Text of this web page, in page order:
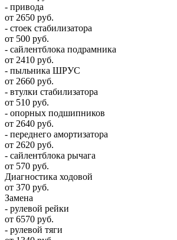
- привода
от 2650 руб.
- стоек стабилизатора
от 500 руб.
- сайлентблока подрамника
от 2410 руб.
- пыльника ШРУС
от 2660 руб.
- втулки стабилизатора
от 510 руб.
- опорных подшипников
от 2640 руб.
- переднего амортизатора
от 2620 руб.
- сайлентблока рычага
от 570 руб.
Диагностика ходовой
от 370 руб.
Замена
- рулевой рейки
от 6570 руб.
- рулевой тяги